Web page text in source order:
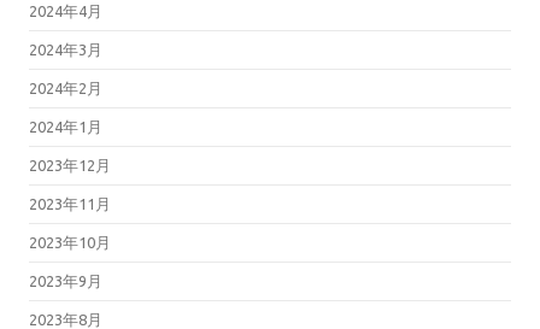
2024年4月
2024年3月
2024年2月
2024年1月
2023年12月
2023年11月
2023年10月
2023年9月
2023年8月